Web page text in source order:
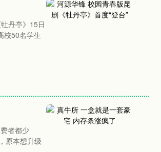
丹亭》15日
校50名学生
者都少
原本想升级